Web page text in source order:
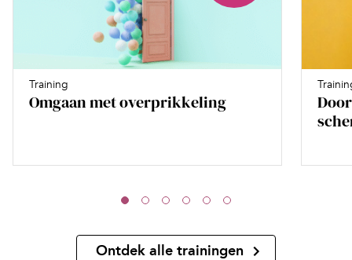
Training
Omgaan met overprikkeling
Ontdek alle trainingen